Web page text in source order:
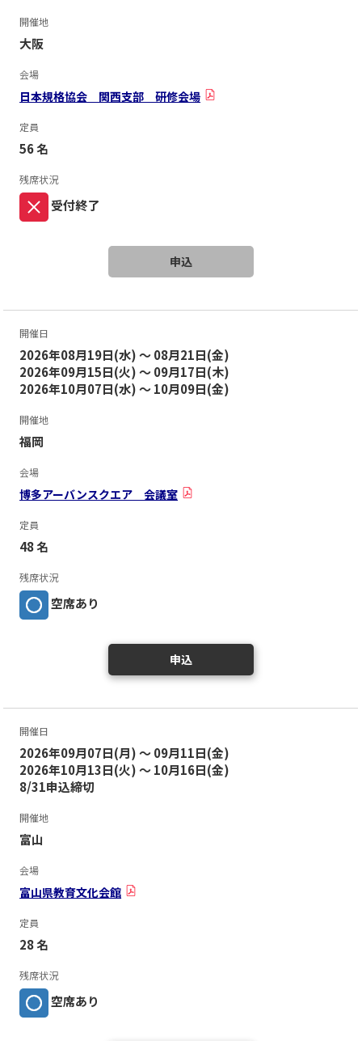
開催地
大阪
会場
日本規格協会 関西支部 研修会場
定員
56 名
残席状況
受付終了
申込
開催日
2026年08月19日(水) ～ 08月21日(金)
2026年09月15日(火) ～ 09月17日(木)
2026年10月07日(水) ～ 10月09日(金)
開催地
福岡
会場
博多アーバンスクエア 会議室
定員
48 名
残席状況
空席あり
申込
開催日
2026年09月07日(月) ～ 09月11日(金)
2026年10月13日(火) ～ 10月16日(金)
8/31申込締切
開催地
富山
会場
富山県教育文化会館
定員
28 名
残席状況
空席あり